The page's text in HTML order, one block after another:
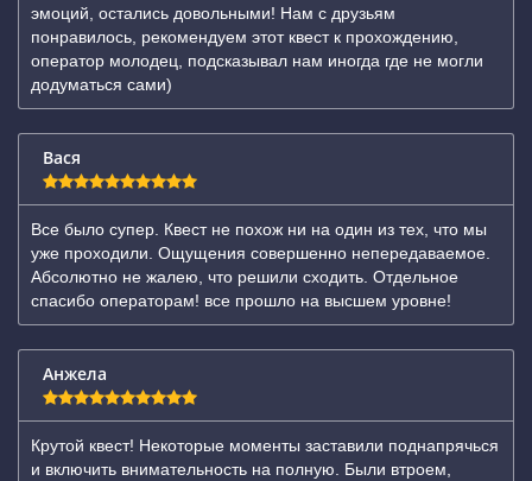
эмоций, остались довольными! Нам с друзьям
понравилось, рекомендуем этот квест к прохождению,
оператор молодец, подсказывал нам иногда где не могли
додуматься сами)
Вася
Все было супер. Квест не похож ни на один из тех, что мы
уже проходили. Ощущения совершенно непередаваемое.
Абсолютно не жалею, что решили сходить. Отдельное
спасибо операторам! все прошло на высшем уровне!
Анжела
Крутой квест! Некоторые моменты заставили поднапрячься
и включить внимательность на полную. Были втроем,